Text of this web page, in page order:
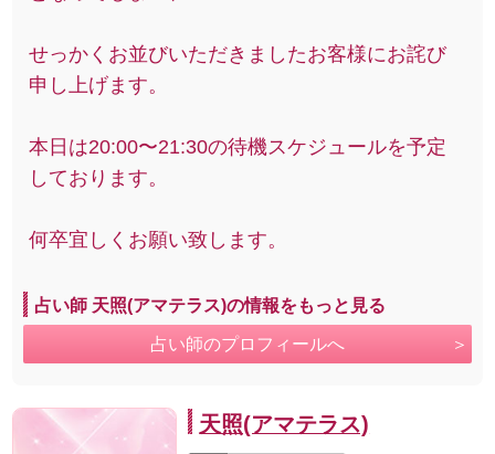
せっかくお並びいただきましたお客様にお詫び
申し上げます。
本日は20:00〜21:30の待機スケジュールを予定
しております。
何卒宜しくお願い致します。
占い師 天照(アマテラス)の情報をもっと見る
占い師のプロフィールへ
天照(アマテラス)